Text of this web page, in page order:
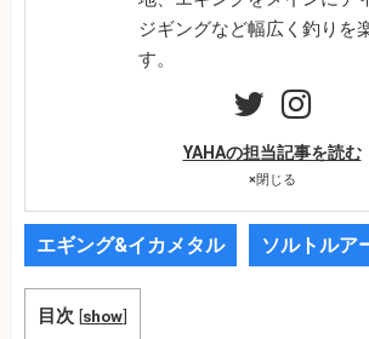
ジギングなど幅広く釣りを
す。
YAHAの担当記事を読む
×閉じる
エギング&イカメタル ソルトルア
目次 [show]